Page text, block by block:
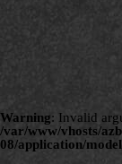
Warning: Invalid
/var/www/vhosts/
08/application/